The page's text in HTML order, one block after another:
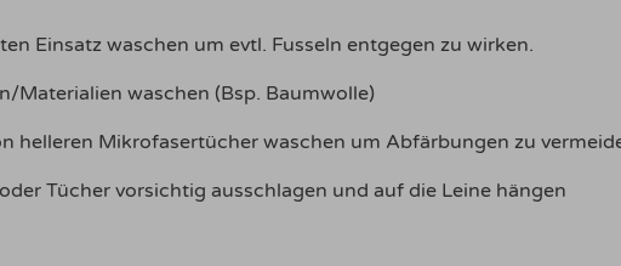
Einsatz waschen um evtl. Fusseln entgegen zu wirken.
waschen (Bsp. Baumwolle)
helleren Mikrofasertücher waschen um Abfärbungen zu
Tücher vorsichtig ausschlagen und auf die Leine hängen